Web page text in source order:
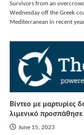
Survivors from an
Wednesday off the Greek
Mediterranean in recent
Βίντεο με μαρτυρίες
λιμενικό
June 15, 2023